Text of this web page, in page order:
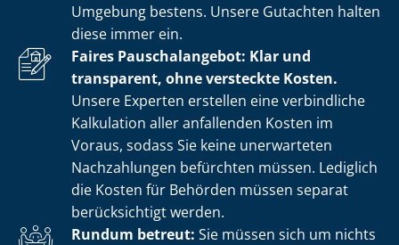
Umgebung bestens. Unsere Gutachten halten
diese immer ein.
Faires Pauschalangebot: Klar und
transparent, ohne versteckte Kosten.
Unsere Experten erstellen eine verbindliche
Kalkulation aller anfallenden Kosten im
Voraus, sodass Sie keine unerwarteten
Nachzahlungen befürchten müssen. Lediglich
die Kosten für Behörden müssen separat
berücksichtigt werden.
Rundum betreut: Sie müssen sich um nichts